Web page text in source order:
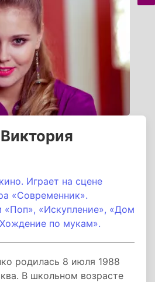
Играет на сцене
«Современник».
«Поп», «Искупление», «Дом
по мукам».
родилась 8 июля 1988
В школьном возрасте